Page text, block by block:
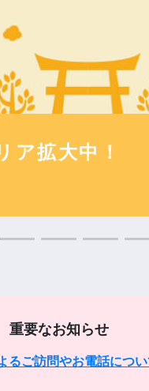
ですか？
重要なお知らせ
るご訪問やお電話につ